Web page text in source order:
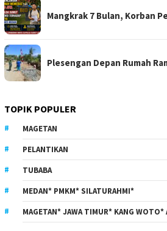
Mangkrak 7 Bulan, Korban
Plesengan Depan Rumah
TOPIK POPULER
MAGETAN
PELANTIKAN
TUBABA
MEDAN* PMKM* SILATURAHMI*
MAGETAN* JAWA TIMUR* KANG WOTO*